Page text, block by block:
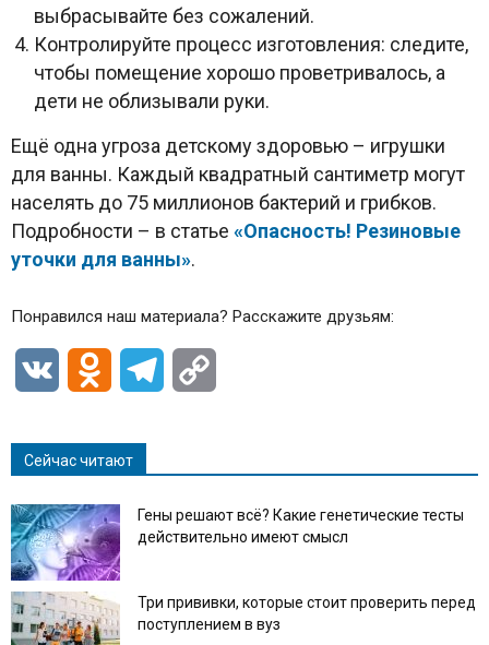
выбрасывайте без сожалений.
Контролируйте процесс изготовления: следите,
чтобы помещение хорошо проветривалось, а
дети не облизывали руки.
Ещё одна угроза детскому здоровью – игрушки
для ванны. Каждый квадратный сантиметр могут
населять до 75 миллионов бактерий и грибков.
Подробности – в статье «Опасность! Резиновые
уточки для ванны».
Понравился наш материала? Расскажите друзьям:
VK Odnoklassniki
Telegram
Сейчас читают
Гены решают всё? Какие генетические тесты
действительно имеют смысл
Три прививки, которые стоит проверить перед
поступлением в вуз